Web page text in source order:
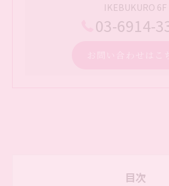
IKEBUKURO 6F
03-6914-
お問い合わせはこ
目次